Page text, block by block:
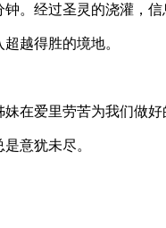
。经过圣灵的浇灌，
越得胜的境地。
在爱里劳苦为我们做
意犹未尽。